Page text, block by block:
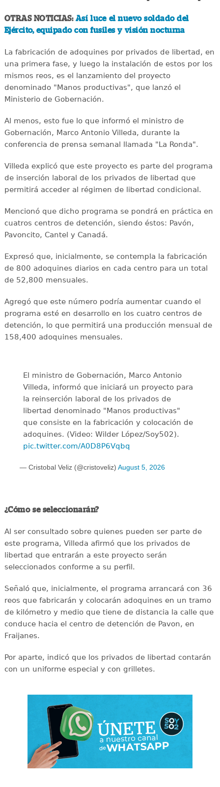
OTRAS NOTICIAS: Así luce el nuevo soldado del
Ejército, equipado con fusiles y visión nocturna
La fabricación de adoquines por privados de libertad, en
una primera fase, y luego la instalación de estos por los
mismos reos, es el lanzamiento del proyecto
denominado "Manos productivas", que lanzó el
Ministerio de Gobernación.
Al menos, esto fue lo que informó el ministro de
Gobernación, Marco Antonio Villeda, durante la
conferencia de prensa semanal llamada "La Ronda".
Villeda explicó que este proyecto es parte del programa
de inserción laboral de los privados de libertad que
permitirá acceder al régimen de libertad condicional.
Mencionó que dicho programa se pondrá en práctica en
cuatros centros de detención, siendo éstos: Pavón,
Pavoncito, Cantel y Canadá.
Expresó que, inicialmente, se contempla la fabricación
de 800 adoquines diarios en cada centro para un total
de 52,800 mensuales.
Agregó que este número podría aumentar cuando el
programa esté en desarrollo en los cuatro centros de
detención, lo que permitirá una producción mensual de
158,400 adoquines mensuales.
El ministro de Gobernación, Marco Antonio
Villeda, informó que iniciará un proyecto para
la reinserción laboral de los privados de
libertad denominado "Manos productivas"
que consiste en la fabricación y colocación de
adoquines. (Video: Wilder López/Soy502).
pic.twitter.com/A0D8P6Vqbq
— Cristobal Veliz (@cristoveliz) August 5, 2026
¿Cómo se seleccionarán?
Al ser consultado sobre quienes pueden ser parte de
este programa, Villeda afirmó que los privados de
libertad que entrarán a este proyecto serán
seleccionados conforme a su perfil.
Señaló que, inicialmente, el programa arrancará con 36
reos que fabricarán y colocarán adoquines en un tramo
de kilómetro y medio que tiene de distancia la calle que
conduce hacia el centro de detención de Pavon, en
Fraijanes.
Por aparte, indicó que los privados de libertad contarán
con un uniforme especial y con grilletes.